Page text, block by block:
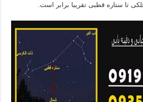
تا ستاره‌ قطبی تقریبا برابر است.